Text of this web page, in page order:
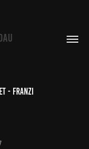
- Franzi